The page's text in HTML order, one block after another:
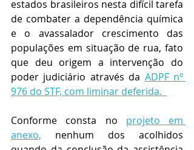
estados brasileiros nesta difícil tarefa
de combater a dependência química
e o avassalador crescimento das
populações em situação de rua, fato
que deu origem a intervenção do
poder judiciário através da ADPF nº
976 do STF, com liminar deferida.
Conforme consta no projeto em
anexo, nenhum dos acolhidos